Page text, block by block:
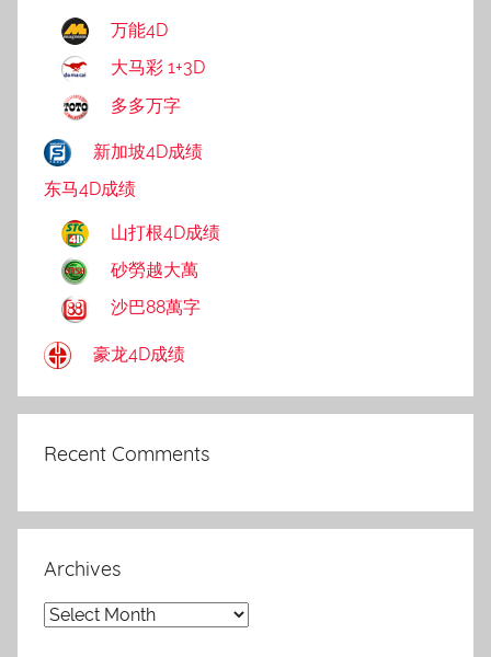
万能4D
大马彩 1+3D
多多万字
新加坡4D成绩
东马4D成绩
山打根4D成绩
砂勞越大萬
沙巴88萬字
豪龙4D成绩
Recent Comments
Archives
Archives